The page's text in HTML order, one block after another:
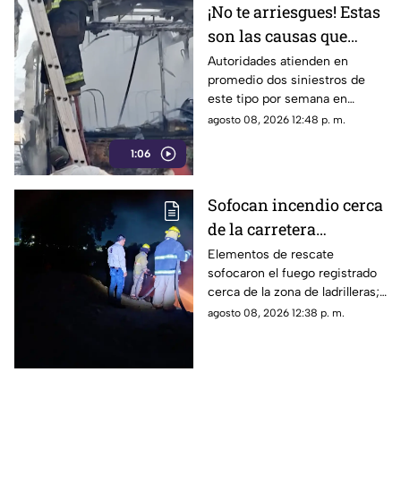
1:06
¡No te arriesgues! Estas
son las causas que
provocan incendios en
vehículos
Autoridades atienden en
promedio dos siniestros de
este tipo por semana en
Torreón. La falta de
agosto 08, 2026 12:48 p. m.
Sofocan incendio cerca
de la carretera
Matamoros-Torreón:
IMÁGENES
Elementos de rescate
sofocaron el fuego registrado
cerca de la zona de ladrilleras;
no se reportaron personas
agosto 08, 2026 12:38 p. m.